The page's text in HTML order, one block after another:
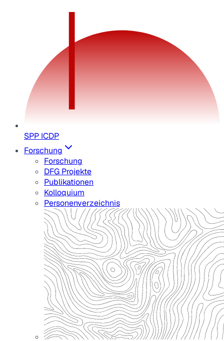
SPP ICDP
Forschung
Forschung
DFG Projekte
Publikationen
Kolloquium
Personenverzeichnis